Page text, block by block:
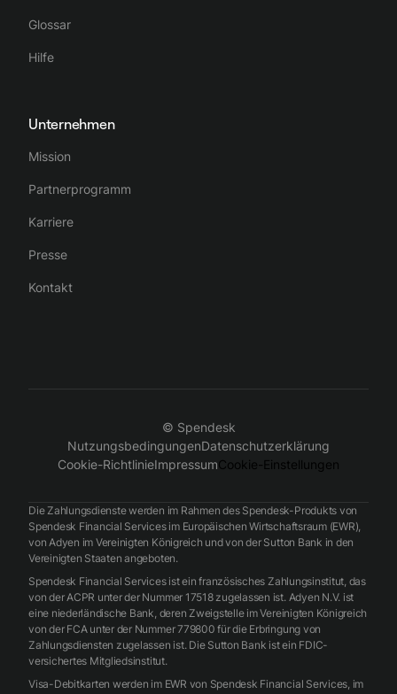
Glossar
Hilfe
Unternehmen
Mission
Partnerprogramm
Karriere
Presse
Kontakt
© Spendesk
NutzungsbedingungenDatenschutzerklärung
Cookie-RichtlinieImpressumCookie-Einstellungen
Die Zahlungsdienste werden im Rahmen des Spendesk-Produkts von
Spendesk Financial Services im Europäischen Wirtschaftsraum (EWR),
von Adyen im Vereinigten Königreich und von der Sutton Bank in den
Vereinigten Staaten angeboten.
Spendesk Financial Services ist ein französisches Zahlungsinstitut, das
von der ACPR unter der Nummer 17518 zugelassen ist. Adyen N.V. ist
eine niederländische Bank, deren Zweigstelle im Vereinigten Königreich
von der FCA unter der Nummer 779800 für die Erbringung von
Zahlungsdiensten zugelassen ist. Die Sutton Bank ist ein FDIC-
versichertes Mitgliedsinstitut.
Visa-Debitkarten werden im EWR von Spendesk Financial Services, im